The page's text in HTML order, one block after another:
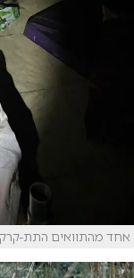
אחד מהתוואים התת-